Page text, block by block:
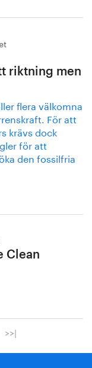
riktning men
flera välkomna
För att
krävs dock
för att
den fossilfria
Clean
>>|